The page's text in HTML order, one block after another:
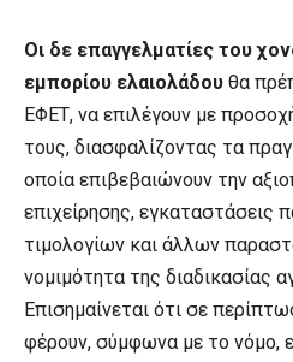
Οι δε επαγγελματίες του
εμπορίου ελαιολάδου θα
ΕΦΕΤ, να επιλέγουν με
τους, διασφαλίζοντας τα
οποία επιβεβαιώνουν την
επιχείρησης, εγκαταστάσεις
τιμολογίων και άλλων
νομιμότητα της διαδικασίας
Επισημαίνεται ότι σε
φέρουν, σύμφωνα με το νόμο,